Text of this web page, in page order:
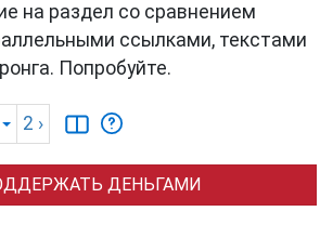
на раздел со сравнением
ссылками, текстами
Попробуйте.
2 ›
ДЕНЬГАМИ